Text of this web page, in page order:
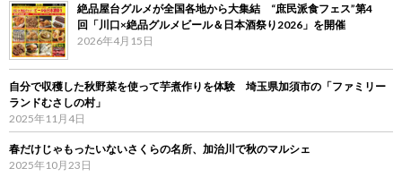
絶品屋台グルメが全国各地から大集結 “庶民派食フェス”第4
回「川口×絶品グルメビール＆日本酒祭り2026」を開催
2026年4月15日
自分で収穫した秋野菜を使って芋煮作りを体験 埼玉県加須市の「ファミリー
ランドむさしの村」
2025年11月4日
春だけじゃもったいないさくらの名所、加治川で秋のマルシェ
2025年10月23日